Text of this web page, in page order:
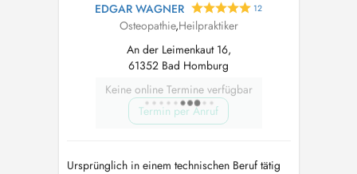
EDGAR WAGNER 12
Osteopathie,Heilpraktiker
An der Leimenkaut 16,
61352 Bad Homburg
Keine online Termine verfügbar
Termin per Anruf
Ursprünglich in einem technischen Beruf tätig